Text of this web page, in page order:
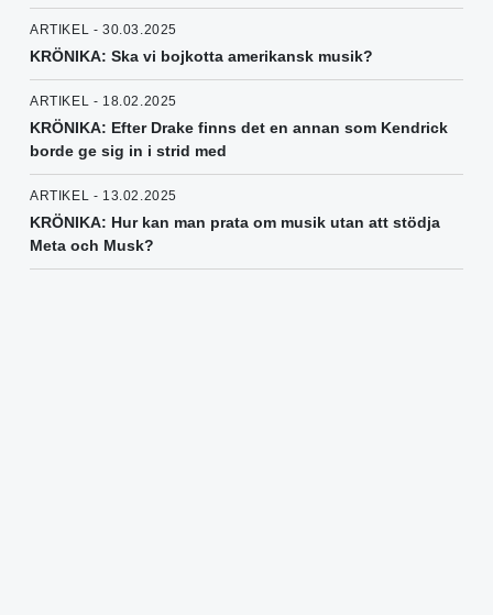
ARTIKEL - 30.03.2025
KRÖNIKA: Ska vi bojkotta amerikansk musik?
ARTIKEL - 18.02.2025
KRÖNIKA: Efter Drake finns det en annan som Kendrick
borde ge sig in i strid med
ARTIKEL - 13.02.2025
KRÖNIKA: Hur kan man prata om musik utan att stödja
Meta och Musk?